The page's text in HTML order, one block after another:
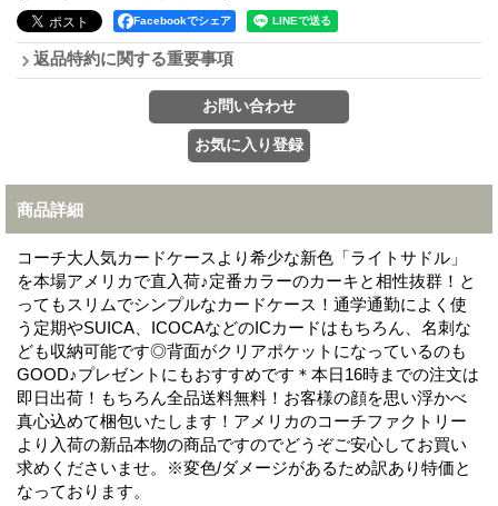
Facebookでシェア
返品特約に関する重要事項
商品詳細
コーチ大人気カードケースより希少な新色「ライトサドル」
を本場アメリカで直入荷♪定番カラーのカーキと相性抜群！と
ってもスリムでシンプルなカードケース！通学通勤によく使
う定期やSUICA、ICOCAなどのICカードはもちろん、名刺な
ども収納可能です◎背面がクリアポケットになっているのも
GOOD♪プレゼントにもおすすめです＊本日16時までの注文は
即日出荷！もちろん全品送料無料！お客様の顔を思い浮かべ
真心込めて梱包いたします！アメリカのコーチファクトリー
より入荷の新品本物の商品ですのでどうぞご安心してお買い
求めくださいませ。※変色/ダメージがあるため訳あり特価と
なっております。